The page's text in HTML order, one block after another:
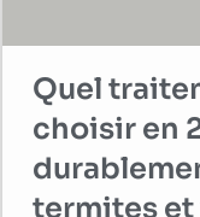
Quel
choisir en
termites